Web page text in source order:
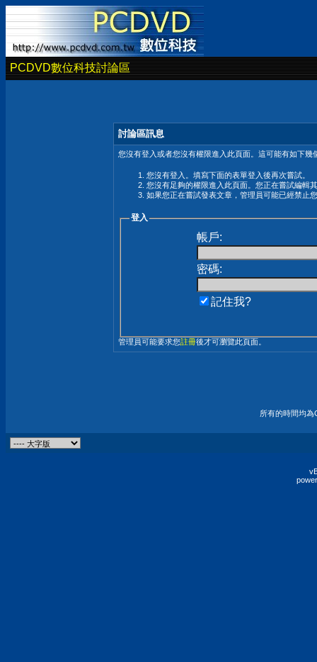
PCDVD數位科技討論區
討論區訊息
您沒有登入或者您沒有權限進入此頁面。這可能有如下幾
您沒有登入。填寫下面的表單登入後再次嘗試。
您沒有足夠的權限進入此頁面。您正在嘗試編輯
如果您正在嘗試發表文章，管理員可能已經禁止
登入
帳戶:
密碼:
記住我?
管理員可能要求您註冊後才可瀏覽此頁面。
所有的時間均為